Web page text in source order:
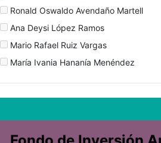
Ronald Oswaldo Avendaño Martell
Ana Deysi López Ramos
Mario Rafael Ruiz Vargas
María Ivania Hananía Menéndez